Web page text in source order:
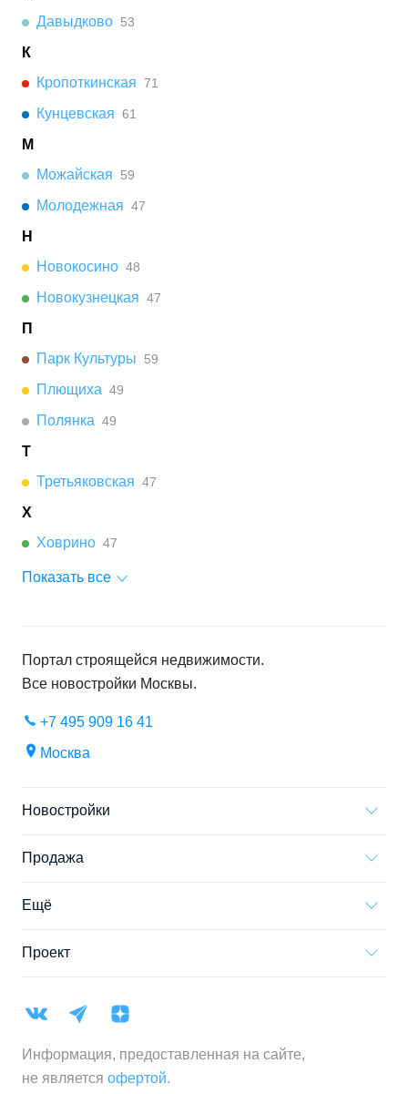
Давыдково 53
К
Кропоткинская 71
Кунцевская 61
М
Можайская
59
Молодежная 47
Н
Новокосино 48
Новокузнецкая 47
П
Парк Культуры
59
Плющиха 49
Полянка 49
Т
Третьяковская 47
Х
Ховрино 47
Показать все
Портал строящейся недвижимости.
Все новостройки Москвы.
+7 495 909 16 41
Москва
Новостройки
Продажа
Ещё
Проект
Информация, предоставленная на сайте,
не является офертой.